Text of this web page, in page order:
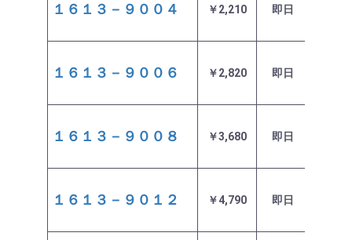
１６１３－９００４ ￥2,210 即日
１６１３－９００６ ￥2,820 即日
１６１３－９００８ ￥3,680 即日
１６１３－９０１２ ￥4,790 即日